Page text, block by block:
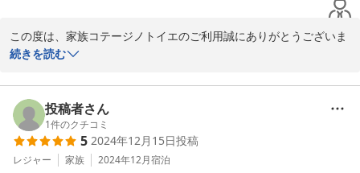
2025-04-06
この度は、家族コテージノトイエのご利用誠にありがとうございま
す。
ノトイエは全５棟それぞれデザインや雰囲気が異なりますので、別
のコテージではまた違った雰囲気をお楽しみ頂けるかと思います。
次回は、別のコテージのご利用も検討いただけますと幸いです。
全てのコテージに専用の屋根付きバーベキューテラス完備です。
続きを読む
投稿者さん
1件のクチコミ
5 2024年12月15日投稿
レジャー 家族 2024年12月宿泊